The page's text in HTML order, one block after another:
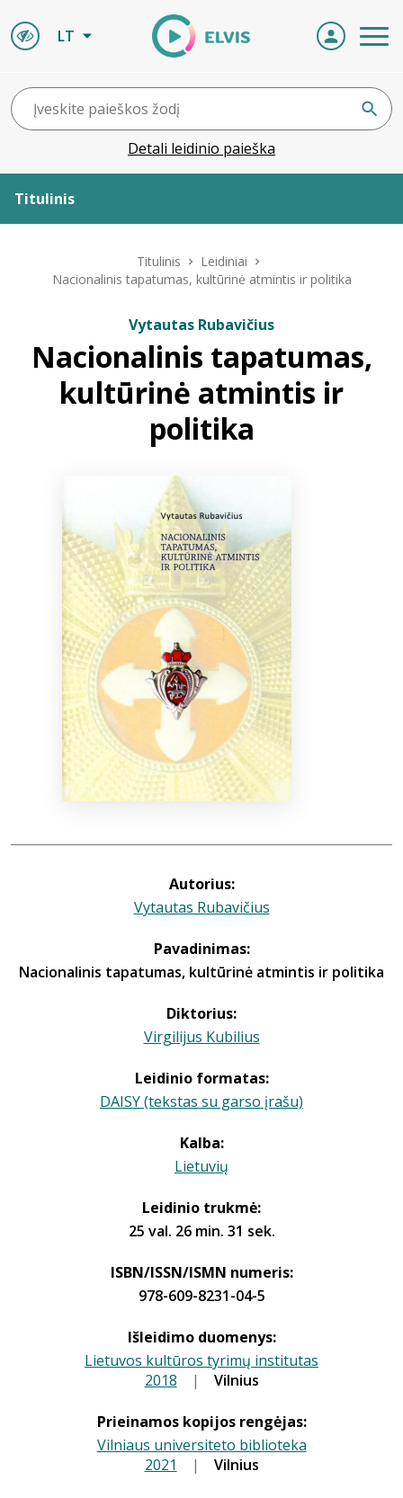
LT
Detali leidinio paieška
Titulinis
ELVIS atvyksta
Naujienos
+370 667 80 541
Titulinis
Leidiniai
Nacionalinis tapatumas, kultūrinė atmintis ir politika
Vytautas Rubavičius
Nacionalinis tapatumas,
kultūrinė atmintis ir
politika
Autorius:
Vytautas Rubavičius
Pavadinimas:
Nacionalinis tapatumas, kultūrinė atmintis ir politika
Diktorius:
Virgilijus Kubilius
Leidinio formatas:
DAISY (tekstas su garso įrašu)
Kalba:
Lietuvių
Leidinio trukmė:
25 val. 26 min. 31 sek.
ISBN/ISSN/ISMN numeris:
978-609-8231-04-5
Išleidimo duomenys:
Lietuvos kultūros tyrimų institutas
2018 | Vilnius
Prieinamos kopijos rengėjas:
Vilniaus universiteto biblioteka
2021 | Vilnius